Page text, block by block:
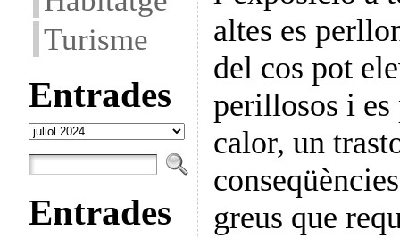
Turisme
Entrades
Entrades
Entrades
altes es
del cos pot
perillosos i
calor, un
greus que